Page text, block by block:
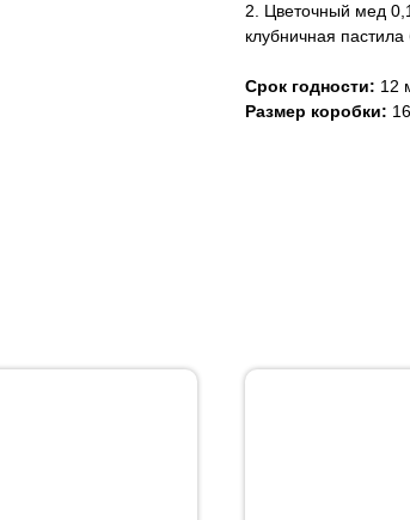
2. Цветочный мед
клубничная пастила
Срок годности: 12
Размер коробки: